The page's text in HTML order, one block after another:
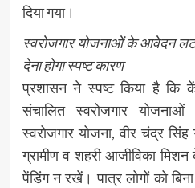
दिया गया।
स्वरोजगार योजनाओं के आवेदन
देना होगा स्पष्ट कारण
प्रशासन ने स्पष्ट किया है कि
संचालित स्वरोजगार योजनाओं
स्वरोजगार योजना, वीर चंद्र सिंह
ग्रामीण व शहरी आजीविका
पेंडिंग न रखें। पात्र लोगों को